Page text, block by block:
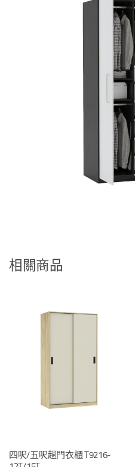
相關商品
四呎/五呎趟門衣櫃 T9216-